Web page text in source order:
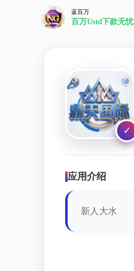
蓝百万
百万Ustd下款无忧
✓
应用介绍
新人大水